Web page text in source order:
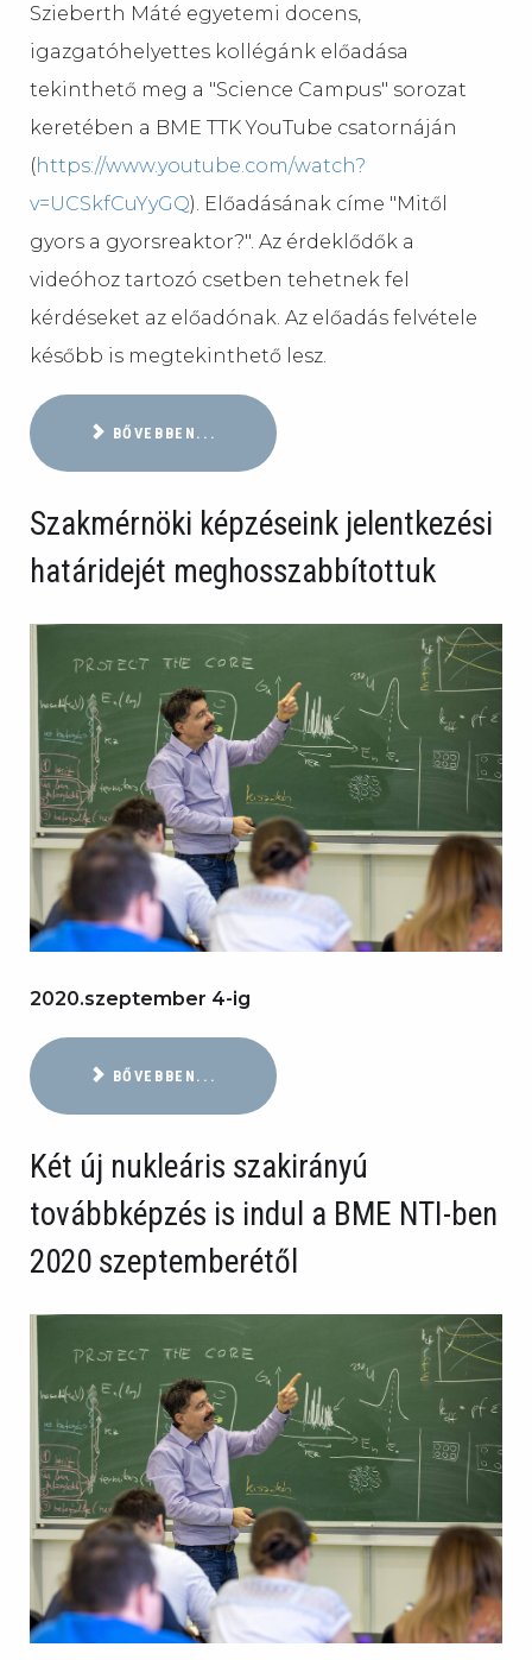
Szieberth Máté egyetemi docens,
igazgatóhelyettes kollégánk előadása
tekinthető meg a "Science Campus" sorozat
keretében a BME TTK YouTube csatornáján
(https://www.youtube.com/watch?
v=UCSkfCuYyGQ). Előadásának címe "Mitől
gyors a gyorsreaktor?". Az érdeklődők a
videóhoz tartozó csetben tehetnek fel
kérdéseket az előadónak. Az előadás felvétele
később is megtekinthető lesz.
BŐVEBBEN...
Szakmérnöki képzéseink jelentkezési
határidejét meghosszabbítottuk
2020.szeptember 4-ig
BŐVEBBEN...
Két új nukleáris szakirányú
továbbképzés is indul a BME NTI-ben
2020 szeptemberétől